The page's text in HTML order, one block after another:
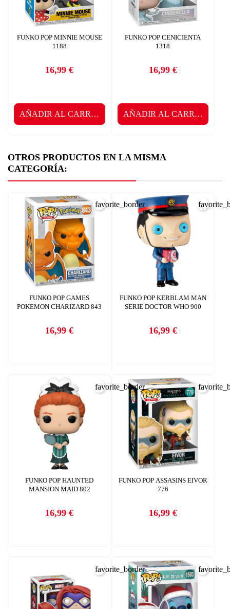
FUNKO POP MINNIE MOUSE
1188
Precio
16,99 €
AÑADIR AL CARRITO
FUNKO POP CENICIENTA
1318
Precio
16,99 €
AÑADIR AL CARRITO
OTROS PRODUCTOS EN LA MISMA
CATEGORÍA:
FUNKO POP GAMES
POKEMON CHARIZARD 843
Precio
16,99 €
favorite_border
FUNKO POP KERBLAM MAN
SERIE DOCTOR WHO 900
Precio
16,99 €
FUNKO POP HAUNTED
MANSION MAID 802
Precio
16,99 €
favorite_border
FUNKO POP ASSASINS EIVOR
776
Precio
16,99 €
favorite_border
AÑADIR A LA LISTA DE DESEOS
CREAR LISTA DE DESEOS
Nombre de la lista de deseos
CREAR LISTA DE DESEOS
INICIAR SESIÓN
INICIAR SESIÓN